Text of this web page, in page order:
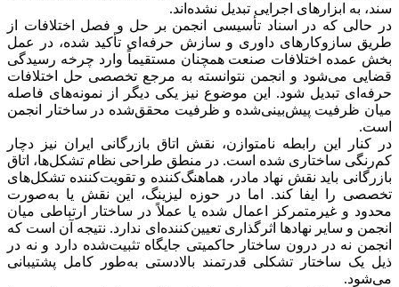
سند، به ابزارهای اجرایی تبدیل نشده‌اند.
در حالی که در اسناد تأسیسی انجمن بر حل و فصل اختلافات از
طریق سازوکارهای داوری و سازش حرفه‌ای تأکید شده، در عمل
بخش عمده اختلافات صنعت همچنان مستقیماً وارد چرخه رسیدگی
قضایی می‌شود و انجمن نتوانسته به مرجع تخصصی حل اختلافات
حرفه‌ای تبدیل شود. این موضوع نیز یکی دیگر از نمونه‌های فاصله
میان ظرفیت پیش‌بینی‌شده و ظرفیت محقق‌شده در ساختار انجمن
است.
در کنار این رابطه نامتوازن، نقش اتاق بازرگانی ایران نیز دچار
کم‌رنگی ساختاری شده است. در منطق طراحی نظام تشکل‌ها، اتاق
بازرگانی باید نقش نهاد مادر، هماهنگ‌کننده و تقویت‌کننده تشکل‌های
تخصصی را ایفا کند. اما در حوزه لیزینگ، این نقش یا به‌صورت
محدود و غیرمتمرکز اعمال شده یا عملاً در ساختار ارتباطی میان
انجمن و سایر نهادها اثرگذاری تعیین‌کننده‌ای ندارد. نتیجه آن است که
انجمن نه در درون ساختار حاکمیتی جایگاه تثبیت‌شده دارد و نه در
ذیل یک ساختار تشکلی قدرتمند بالادستی به‌طور کامل پشتیبانی
می‌شود.